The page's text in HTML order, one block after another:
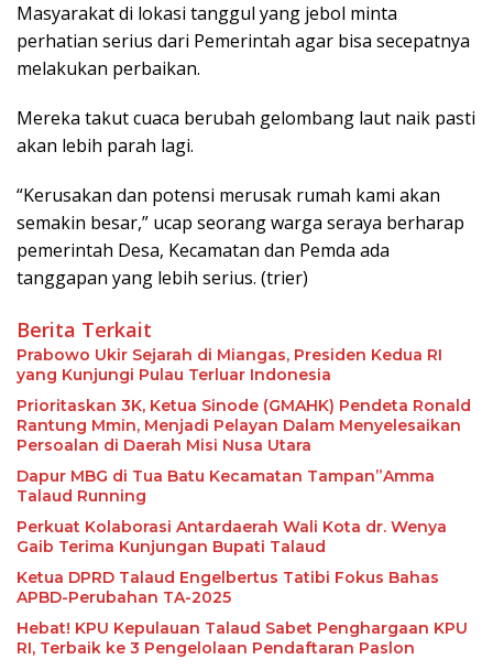
Masyarakat di lokasi tanggul yang jebol minta
perhatian serius dari Pemerintah agar bisa secepatnya
melakukan perbaikan.
Mereka takut cuaca berubah gelombang laut naik pasti
akan lebih parah lagi.
“Kerusakan dan potensi merusak rumah kami akan
semakin besar,” ucap seorang warga seraya berharap
pemerintah Desa, Kecamatan dan Pemda ada
tanggapan yang lebih serius. (trier)
Berita Terkait
Prabowo Ukir Sejarah di Miangas, Presiden Kedua RI
yang Kunjungi Pulau Terluar Indonesia
Prioritaskan 3K, Ketua Sinode (GMAHK) Pendeta Ronald
Rantung Mmin, Menjadi Pelayan Dalam Menyelesaikan
Persoalan di Daerah Misi Nusa Utara
Dapur MBG di Tua Batu Kecamatan Tampan”Amma
Talaud Running
Perkuat Kolaborasi Antardaerah Wali Kota dr. Wenya
Gaib Terima Kunjungan Bupati Talaud
Ketua DPRD Talaud Engelbertus Tatibi Fokus Bahas
APBD-Perubahan TA-2025
Hebat! KPU Kepulauan Talaud Sabet Penghargaan KPU
RI, Terbaik ke 3 Pengelolaan Pendaftaran Paslon